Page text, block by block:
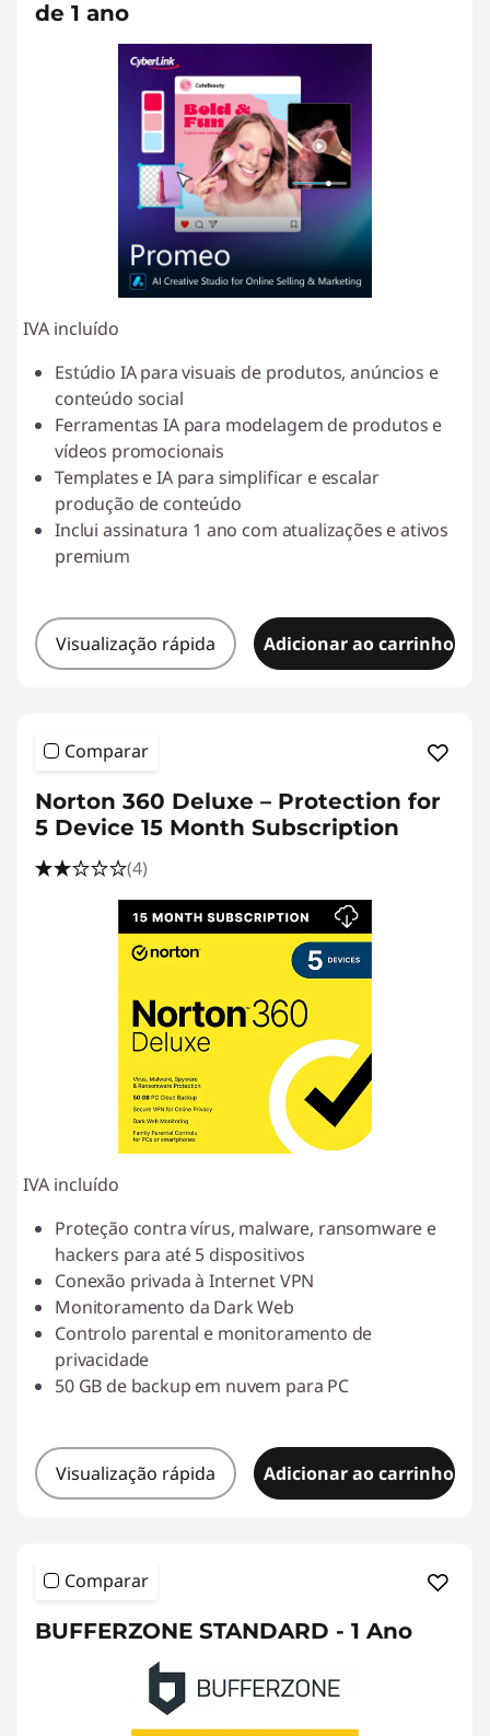
de 1 ano
IVA incluído
Estúdio IA para visuais de produtos, anúncios e
conteúdo social
Ferramentas IA para modelagem de produtos e
vídeos promocionais
Templates e IA para simplificar e escalar
produção de conteúdo
Inclui assinatura 1 ano com atualizações e ativos
premium
Visualização rápida Adicionar ao carrinho
Comparar
Norton 360 Deluxe – Protection for
5 Device 15 Month Subscription
(4)
IVA incluído
Proteção contra vírus, malware, ransomware e
hackers para até 5 dispositivos
Conexão privada à Internet VPN
Monitoramento da Dark Web
Controlo parental e monitoramento de
privacidade
50 GB de backup em nuvem para PC
Visualização rápida Adicionar ao carrinho
Comparar
BUFFERZONE STANDARD - 1 Ano